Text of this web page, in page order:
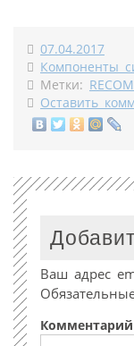
07.04.2017
Компоненты
Метки: RECOM
Оставить
Ваш адрес
Комментарий